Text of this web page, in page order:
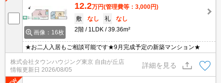
画像：16枚
12.2万円(管理費等：3,000円)
敷
なし 礼
なし
2階
1LDK 39.36m²
★お二人入居もご相談可能です★9月完成予定の新築マンション★
株式会社タウンハウジング東京 自由が丘店
情報更新日 2026/08/05
詳細を見る